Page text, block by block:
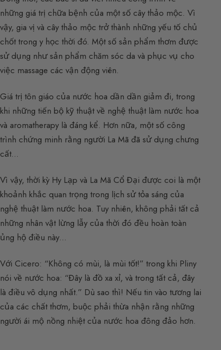
những giá trị chữa bệnh của một số cây thảo mộc. Vì
vậy, gia vị và cây thảo mộc trở thành những yếu tố chủ
chốt trong y học thời đó. Một số sản phẩm thơm được
sử dụng như sản phẩm chăm sóc da và phục vụ cho
việc massage các vận động viên.
Giá trị tôn giáo của nước hoa dần dần giảm đi, trong
khi những tiến bộ kỹ thuật về nghệ thuật làm nước hoa
và aromatherapy là đáng kể. Hơn nữa, một số công
trình chứng minh rằng người La Mã đã sử dụng chưng
cất…
Vì vậy, thời kỳ Hy Lạp và La Mã Cổ Đại được coi là một
khoảnh khắc quan trọng trong lịch sử tỏa sáng của
nghệ thuật làm nước hoa. Tuy nhiên, không phải tất cả
những nhân vật lừng lẫy của thời đó đều hoàn toàn
ủng hộ điều này…
Với Cicero: “Không có mùi, là mùi tốt!” trong khi Pliny
nói về nước hoa: “Đây là đồ xa xỉ, và trong tất cả, đây
là điều vô dụng nhất.” Dù sao thì! Nếu tin vào tương lai
của các chất thơm, buộc phải thừa nhận rằng những
người ái mộ nồng nhiệt của nước hoa đông đảo hơn.